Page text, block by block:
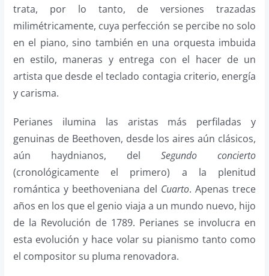
trata, por lo tanto, de versiones trazadas
milimétricamente, cuya perfección se percibe no solo
en el piano, sino también en una orquesta imbuida
en estilo, maneras y entrega con el hacer de un
artista que desde el teclado contagia criterio, energía
y carisma.
Perianes ilumina las aristas más perfiladas y
genuinas de Beethoven, desde los aires aún clásicos,
aún haydnianos, delSegundo concierto
(cronológicamente el primero) a la plenitud
romántica y beethoveniana del Cuarto. Apenas trece
años en los que el genio viaja a un mundo nuevo, hijo
de la Revolución de 1789. Perianes se involucra en
esta evolución y hace volar su pianismo tanto como
el compositor su pluma renovadora.